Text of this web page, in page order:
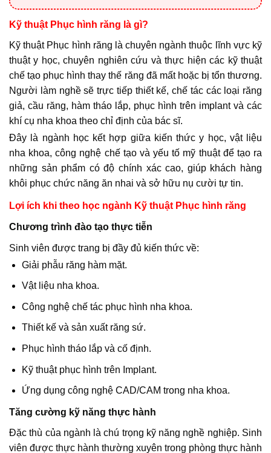
Kỹ thuật Phục hình răng là gì?
Kỹ thuật Phục hình răng là chuyên ngành thuộc lĩnh vực kỹ
thuật y học, chuyên nghiên cứu và thực hiện các kỹ thuật
chế tạo phục hình thay thế răng đã mất hoặc bị tổn thương.
Người làm nghề sẽ trực tiếp thiết kế, chế tác các loại răng
giả, cầu răng, hàm tháo lắp, phục hình trên implant và các
khí cụ nha khoa theo chỉ định của bác sĩ.
Đây là ngành học kết hợp giữa kiến thức y học, vật liệu
nha khoa, công nghệ chế tạo và yếu tố mỹ thuật để tạo ra
những sản phẩm có độ chính xác cao, giúp khách hàng
khôi phục chức năng ăn nhai và sở hữu nụ cười tự tin.
Lợi ích khi theo học ngành Kỹ thuật Phục hình răng
Chương trình đào tạo thực tiễn
Sinh viên được trang bị đầy đủ kiến thức về:
Giải phẫu răng hàm mặt.
Vật liệu nha khoa.
Công nghệ chế tác phục hình nha khoa.
Thiết kế và sản xuất răng sứ.
Phục hình tháo lắp và cố định.
Kỹ thuật phục hình trên Implant.
Ứng dụng công nghệ CAD/CAM trong nha khoa.
Tăng cường kỹ năng thực hành
Đặc thù của ngành là chú trọng kỹ năng nghề nghiệp. Sinh
viên được thực hành thường xuyên trong phòng thực hành